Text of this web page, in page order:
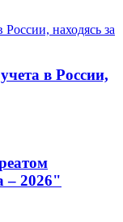
в России,
– 2026"